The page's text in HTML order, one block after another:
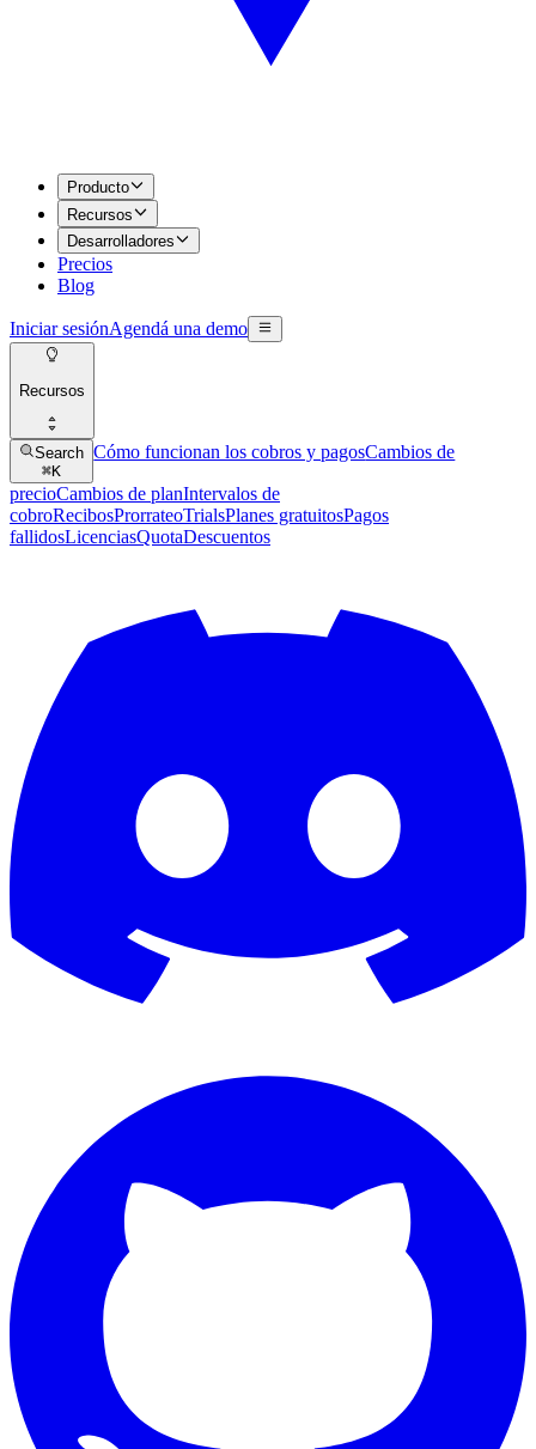
Producto
Recursos
Desarrolladores
Precios
Blog
Iniciar sesiónAgendá una demo
Recursos
Search
⌘K
Cómo funcionan los cobros y pagosCambios de
precioCambios de planIntervalos de
cobroRecibosProrrateoTrialsPlanes gratuitosPagos
fallidosLicenciasQuotaDescuentos